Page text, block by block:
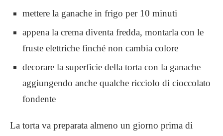
mettere la ganache in frigo per 10 minuti
appena la crema diventa fredda, montarla con le
fruste elettriche finché non cambia colore
decorare la superficie della torta con la ganache
aggiungendo anche qualche ricciolo di cioccolato
fondente
La torta va preparata almeno un giorno prima di